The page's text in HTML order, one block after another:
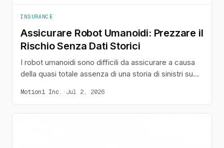
INSURANCE
Assicurare Robot Umanoidi: Prezzare il
Rischio Senza Dati Storici
I robot umanoidi sono difficili da assicurare a causa
della quasi totale assenza di una storia di sinistri su
questa lacuna, come un modello di pricing può
Motion1 Inc. · Jul 2, 2026